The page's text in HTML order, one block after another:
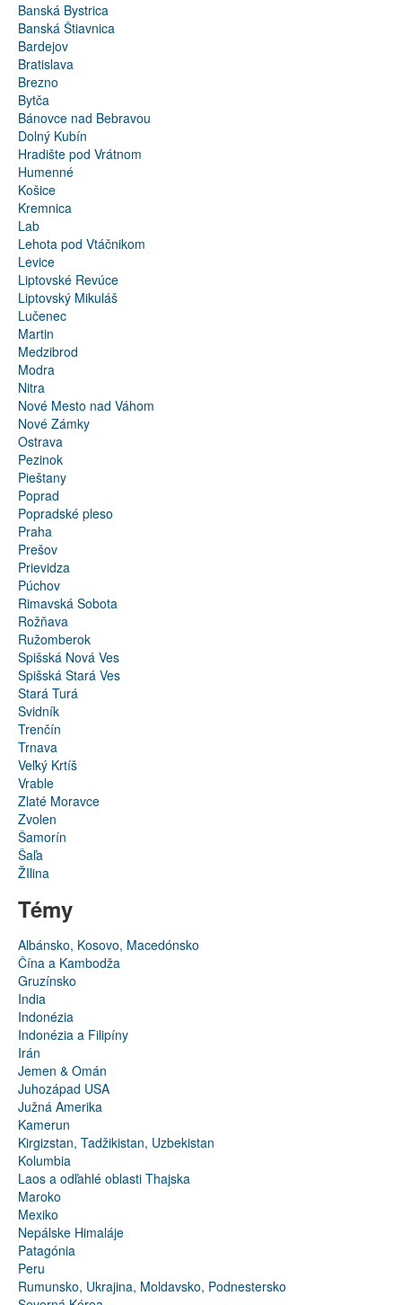
Banská Bystrica
Banská Štiavnica
Bardejov
Bratislava
Brezno
Bytča
Bánovce nad Bebravou
Dolný Kubín
Hradište pod Vrátnom
Humenné
Košice
Kremnica
Lab
Lehota pod Vtáčnikom
Levice
Liptovské Revúce
Liptovský Mikuláš
Lučenec
Martin
Medzibrod
Modra
Nitra
Nové Mesto nad Váhom
Nové Zámky
Ostrava
Pezinok
Pieštany
Poprad
Popradské pleso
Praha
Prešov
Prievidza
Púchov
Rimavská Sobota
Rožňava
Ružomberok
Spišská Nová Ves
Spišská Stará Ves
Stará Turá
Svidník
Trenčín
Trnava
Veľký Krtíš
Vrable
Zlaté Moravce
Zvolen
Šamorín
Šaľa
ŽIlina
Témy
Albánsko, Kosovo, Macedónsko
Čína a Kambodža
Gruzínsko
India
Indonézia
Indonézia a Filipíny
Irán
Jemen & Omán
Juhozápad USA
Južná Amerika
Kamerun
Kirgizstan, Tadžikistan, Uzbekistan
Kolumbia
Laos a odľahlé oblasti Thajska
Maroko
Mexiko
Nepálske Himaláje
Patagónia
Peru
Rumunsko, Ukrajina, Moldavsko, Podnestersko